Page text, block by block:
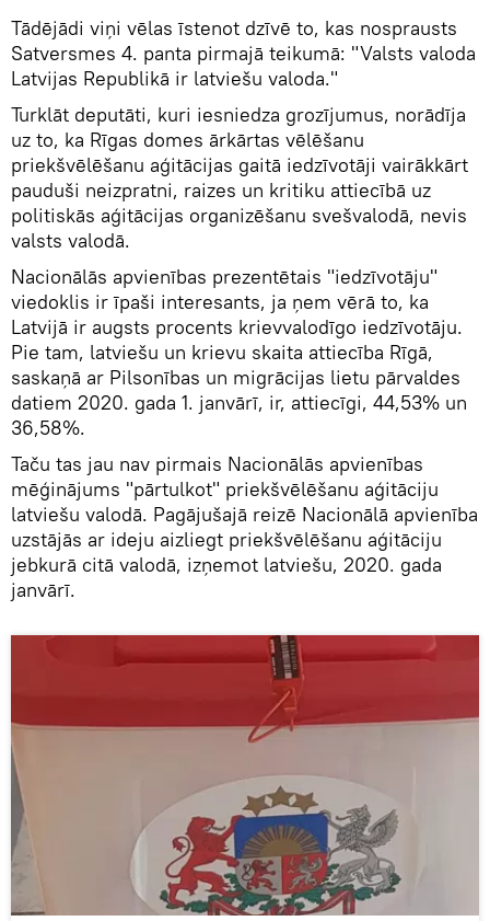
Tādējādi viņi vēlas īstenot dzīvē to, kas nosprausts
Satversmes 4. panta pirmajā teikumā: "Valsts valoda
Latvijas Republikā ir latviešu valoda."
Turklāt deputāti, kuri iesniedza grozījumus, norādīja
uz to, ka Rīgas domes ārkārtas vēlēšanu
priekšvēlēšanu aģitācijas gaitā iedzīvotāji vairākkārt
pauduši neizpratni, raizes un kritiku attiecībā uz
politiskās aģitācijas organizēšanu svešvalodā, nevis
valsts valodā.
Nacionālās apvienības prezentētais "iedzīvotāju"
viedoklis ir īpaši interesants, ja ņem vērā to, ka
Latvijā ir augsts procents krievvalodīgo iedzīvotāju.
Pie tam, latviešu un krievu skaita attiecība Rīgā,
saskaņā ar Pilsonības un migrācijas lietu pārvaldes
datiem 2020. gada 1. janvārī, ir, attiecīgi, 44,53% un
36,58%.
Taču tas jau nav pirmais Nacionālās apvienības
mēģinājums "pārtulkot" priekšvēlēšanu aģitāciju
latviešu valodā. Pagājušajā reizē Nacionālā apvienība
uzstājās ar ideju aizliegt priekšvēlēšanu aģitāciju
jebkurā citā valodā, izņemot latviešu, 2020. gada
janvārī.